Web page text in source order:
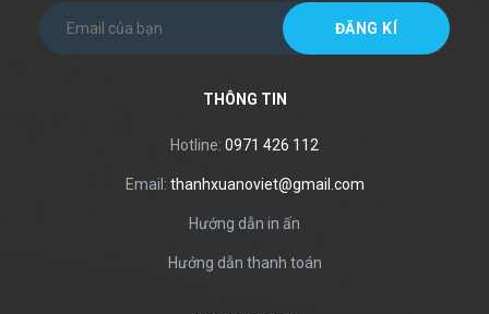
THÔNG TIN
Hotline: 0971 426 112
Email: thanhxuanoviet@gmail.com
Hướng dẫn in ấn
Hướng dẫn thanh toán